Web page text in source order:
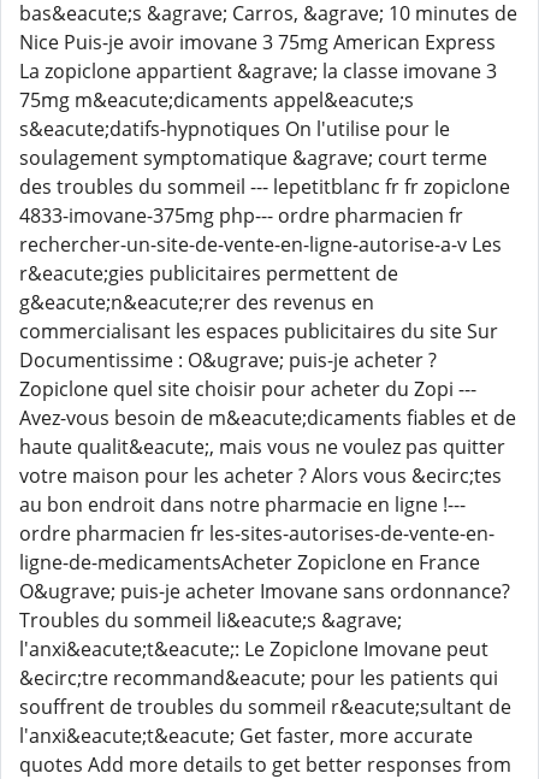
bas&eacute;s &agrave; Carros, &agrave; 10 minutes de
Nice Puis-je avoir imovane 3 75mg American Express
La zopiclone appartient &agrave; la classe imovane 3
75mg m&eacute;dicaments appel&eacute;s
s&eacute;datifs-hypnotiques On l'utilise pour le
soulagement symptomatique &agrave; court terme
des troubles du sommeil --- lepetitblanc fr fr zopiclone
4833-imovane-375mg php--- ordre pharmacien fr
rechercher-un-site-de-vente-en-ligne-autorise-a-v Les
r&eacute;gies publicitaires permettent de
g&eacute;n&eacute;rer des revenus en
commercialisant les espaces publicitaires du site Sur
Documentissime : O&ugrave; puis-je acheter ?
Zopiclone quel site choisir pour acheter du Zopi ---
Avez-vous besoin de m&eacute;dicaments fiables et de
haute qualit&eacute;, mais vous ne voulez pas quitter
votre maison pour les acheter ? Alors vous &ecirc;tes
au bon endroit dans notre pharmacie en ligne !---
ordre pharmacien fr les-sites-autorises-de-vente-en-
ligne-de-medicamentsAcheter Zopiclone en France
O&ugrave; puis-je acheter Imovane sans ordonnance?
Troubles du sommeil li&eacute;s &agrave;
l'anxi&eacute;t&eacute;: Le Zopiclone Imovane peut
&ecirc;tre recommand&eacute; pour les patients qui
souffrent de troubles du sommeil r&eacute;sultant de
l'anxi&eacute;t&eacute; Get faster, more accurate
quotes Add more details to get better responses from